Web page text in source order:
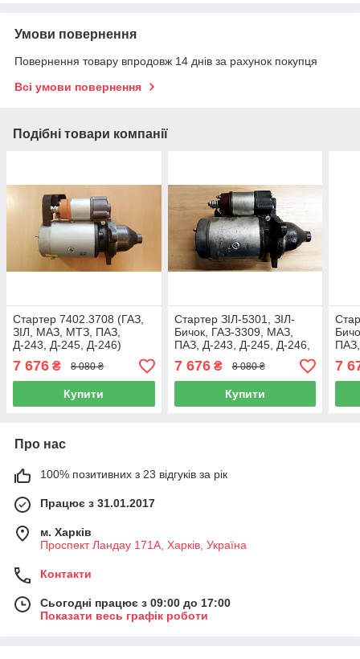
Умови повернення
Повернення товару впродовж 14 днів за рахунок покупця
Всі умови повернення
Подібні товари компанії
Стартер 7402.3708 (ГАЗ,
ЗІЛ, МАЗ, МТЗ, ПАЗ,
Д-243, Д-245, Д-246)
7 676 ₴ 8 080 ₴
Купити
Стартер ЗІЛ-5301, ЗІЛ-
Бичок, ГАЗ-3309, МАЗ,
ПАЗ, Д-243, Д-245, Д-246,
EURO-2, МТЗ БЄЛАРУС,
7402.3708
7 676₴ 8 080 ₴
Купити
Д-
7
Про нас
100% позитивних з 23 відгуків за рік
Працює з 31.01.2017
м. Харків
Проспект Ландау 171А, Харків, Україна
Контакти
Сьогодні працює з 09:00 до 17:00
Показати весь графік роботи